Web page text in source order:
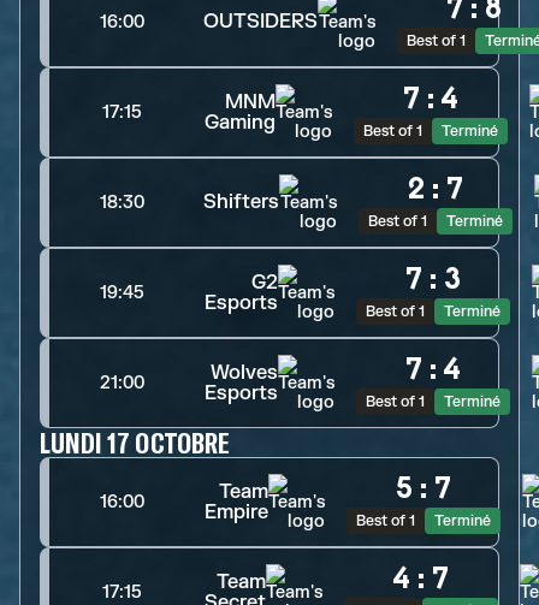
16:00 OUTSIDERS 7 : 8
Best of 1
17:15
MNM
Gaming
7 : 4
Best of 1 Terminé
18:30 Shifters 2 : 7
Best of 1 Terminé
19:45
G2
Esports
7 : 3
Best of 1 Terminé
21:00
Wolves
Esports
7 : 4
Best of 1 Terminé
LUNDI 17 OCTOBRE
16:00
Team
Empire
5 : 7
Best of 1 Terminé
17:15
Team
4 : 7